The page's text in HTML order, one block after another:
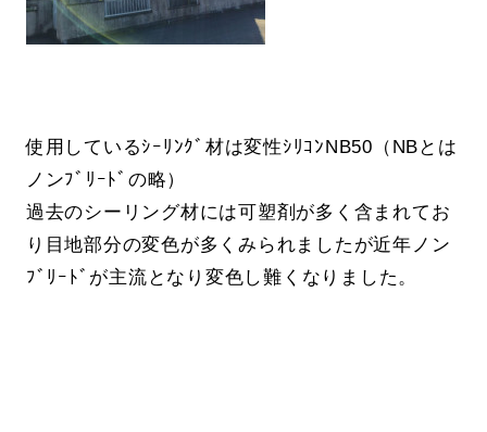
使用しているｼｰﾘﾝｸﾞ材は変性ｼﾘｺﾝNB50（NBとは
ノンﾌﾞﾘｰﾄﾞの略）
過去のシーリング材には可塑剤が多く含まれてお
り目地部分の変色が多くみられましたが近年ノン
ﾌﾞﾘｰﾄﾞが主流となり変色し難くなりました。